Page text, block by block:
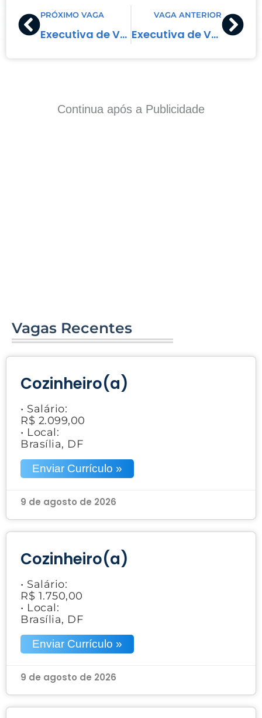
Prev
PRÓXIMO VAGA
Executiva de Vendas
VAGA ANTERIOR
Executiva de Vendas
Continua após a Publicidade
Vagas Recentes
Cozinheiro(a)
• Salário:
R$ 2.099,00
• Local:
Brasília, DF
Enviar Currículo »
9 de agosto de 2026
Cozinheiro(a)
• Salário:
R$ 1.750,00
• Local:
Brasília, DF
Enviar Currículo »
9 de agosto de 2026